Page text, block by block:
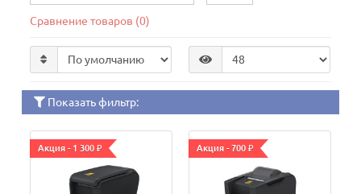
Сравнение товаров (0)
Показать фильтр:
Акция - 1 300 ₽ Акция - 700 ₽